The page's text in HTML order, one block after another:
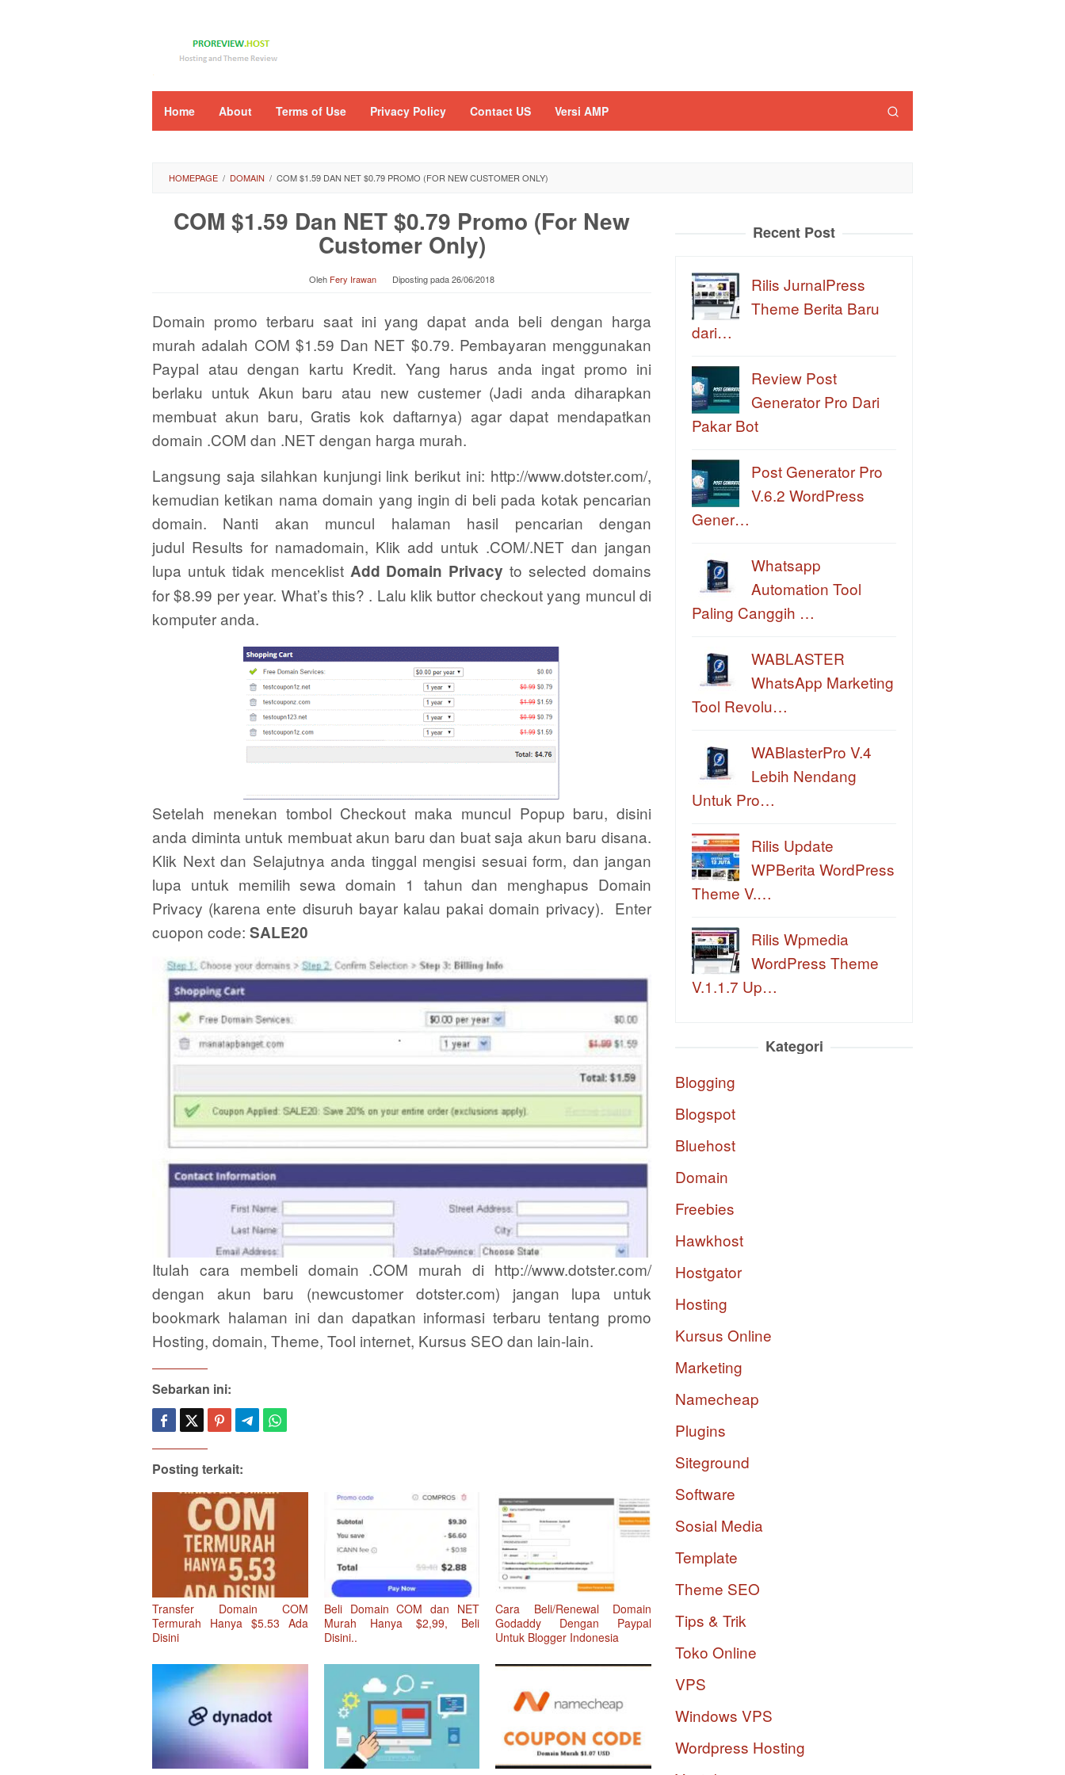
Home About Terms of Use Privacy Policy Contact US Versi AMP
HOMEPAGE / DOMAIN / COM $1.59 DAN NET $0.79 PROMO (FOR NEW CUSTOMER ONLY)
COM $1.59 Dan NET $0.79 Promo (For New
Customer Only)
Oleh Fery Irawan Diposting pada26/06/2018
Domain promo terbaru saat ini yang dapat anda beli dengan harga
murah adalah COM $1.59 Dan NET $0.79. Pembayaran menggunakan
Paypal atau dengan kartu Kredit. Yang harus anda ingat promo ini
berlaku untuk Akun baru atau new custemer (Jadi anda diharapkan
membuat akun baru, Gratis kok daftarnya) agar dapat mendapatkan
domain .COM dan .NET dengan harga murah.
Langsung saja silahkan kunjungi link berikut ini: http://www.dotster.com/,
kemudian ketikan nama domain yang ingin di beli pada kotak pencarian
domain. Nanti akan muncul halaman hasil pencarian dengan
judul Results for namadomain, Klik add untuk .COM/.NET dan jangan
lupa untuk tidak menceklist Add Domain Privacyto selected domains
for $8.99 per year. What’s this? . Lalu klik buttor checkout yang muncul di
komputer anda.
Setelah menekan tombol Checkout maka muncul Popup baru, disini
anda diminta untuk membuat akun baru dan buat saja akun baru disana.
Klik Next dan Selajutnya anda tinggal mengisi sesuai form, dan jangan
lupa untuk memilih sewa domain 1 tahun dan menghapus Domain
Privacy (karena ente disuruh bayar kalau pakai domain privacy). Enter
cuopon code: SALE20
Itulah cara membeli domain .COM murah di http://www.dotster.com/
dengan akun baru (newcustomer dotster.com) jangan lupa untuk
bookmark halaman ini dan dapatkan informasi terbaru tentang promo
Hosting, domain, Theme, Tool internet, Kursus SEO dan lain-lain.
Sebarkan ini:
Posting terkait:
Transfer Domain COM
Termurah Hanya $5.53 Ada
Disini
Beli Domain COM dan NET
Murah Hanya $2,99, Beli
Disini..
Cara Beli/Renewal Domain
Godaddy Dengan Paypal
Untuk Blogger Indonesia
Recent Post
Rilis JurnalPress
Theme Berita Baru
dari…
Review Post
Generator Pro Dari
Pakar Bot
Post Generator Pro
V.6.2 WordPress
Gener…
Whatsapp
Automation Tool
Paling Canggih …
WABLASTER
WhatsApp Marketing
Tool Revolu…
WABlasterPro V.4
Lebih Nendang
Untuk Pro…
Rilis Update
WPBerita WordPress
Theme V.…
Rilis Wpmedia
WordPress Theme
V.1.1.7 Up…
Kategori
Blogging
Blogspot
Bluehost
Domain
Freebies
Hawkhost
Hostgator
Hosting
Kursus Online
Marketing
Namecheap
Plugins
Siteground
Software
Sosial Media
Template
Theme SEO
Tips & Trik
Toko Online
VPS
Windows VPS
Wordpress Hosting